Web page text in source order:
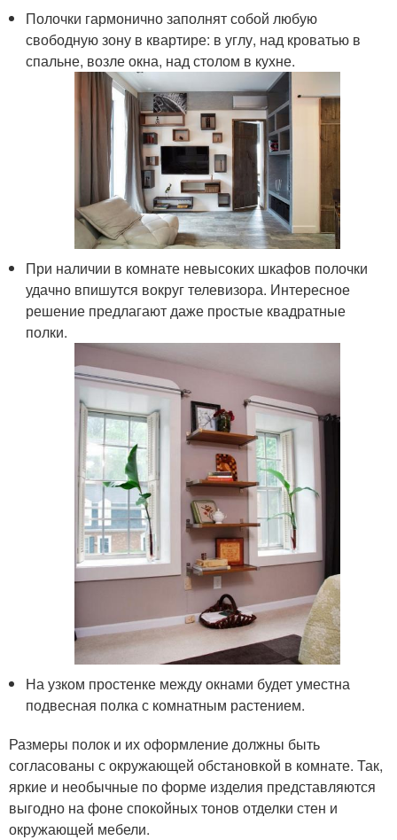
Полочки гармонично заполнят собой любую
свободную зону в квартире: в углу, над кроватью в
спальне, возле окна, над столом в кухне.
При наличии в комнате невысоких шкафов полочки
удачно впишутся вокруг телевизора. Интересное
решение предлагают даже простые квадратные
полки.
На узком простенке между окнами будет уместна
подвесная полка с комнатным растением.
Размеры полок и их оформление должны быть
согласованы с окружающей обстановкой в комнате. Так,
яркие и необычные по форме изделия представляются
выгодно на фоне спокойных тонов отделки стен и
окружающей мебели.